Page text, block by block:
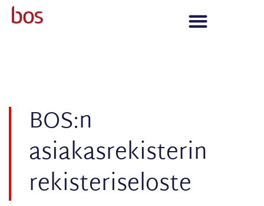
BOS:n
asiakasrekisterin
rekisteriseloste